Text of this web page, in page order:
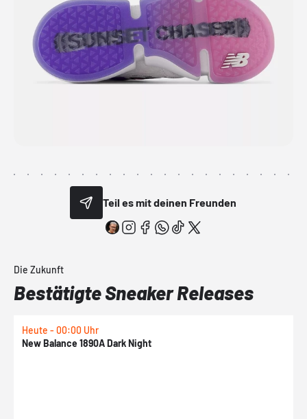
Teil es mit deinen Freunden
Die Zukunft
Bestätigte Sneaker Releases
Heute - 00:00 Uhr
New Balance 1890A Dark Night